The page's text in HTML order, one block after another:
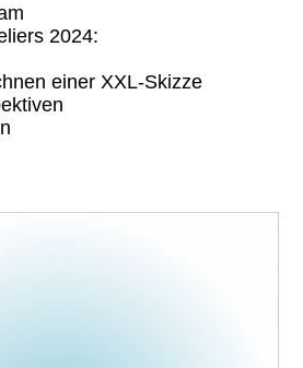
2024:
einer XXL-Skizze